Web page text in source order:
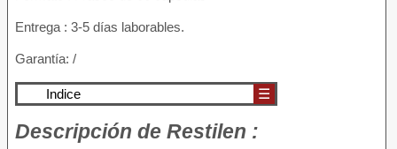
Entrega : 3-5 días laborables.
Garantía: /
Indice ☰
Descripción de Restilen :